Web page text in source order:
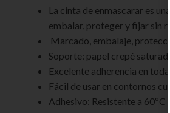
La cinta de enmascarar es
embalar, proteger y fijar sin
Marcado, embalaje,
Soporte: papel crepé saturado.
Excelente adherencia en
Fácil de usar en contornos
Adhesivo: Resistente a 60ºC